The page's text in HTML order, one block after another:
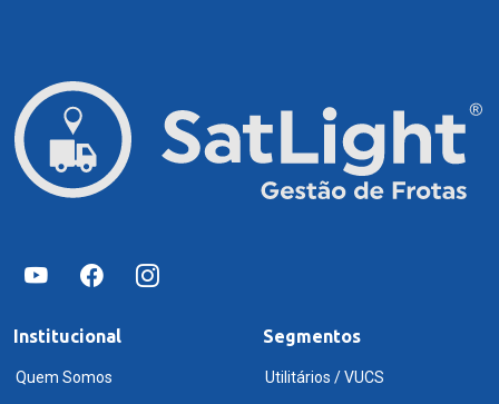
Institucional
Quem Somos
Segmentos
Utilitários / VUCS